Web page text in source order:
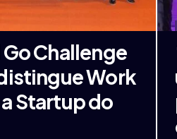
Challenge
Work
Startup do